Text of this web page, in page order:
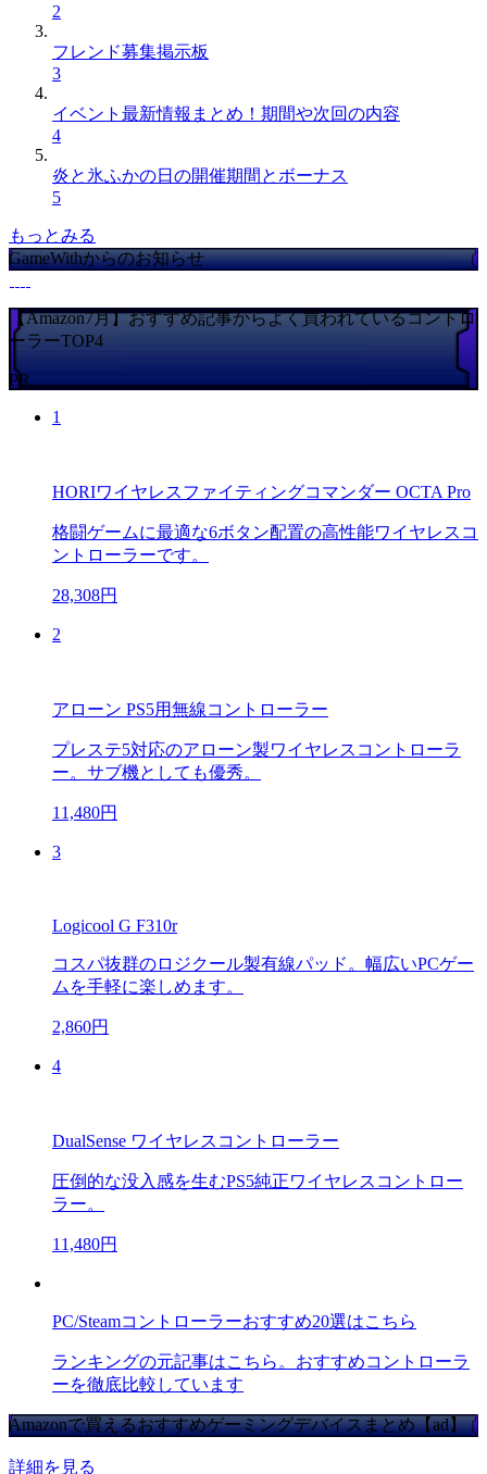
2
フレンド募集掲示板
3
イベント最新情報まとめ！期間や次回の内容
4
炎と氷ふかの日の開催期間とボーナス
5
もっとみる
GameWithからのお知らせ
【Amazon7月】おすすめ記事からよく買われているコントロ
ーラーTOP4
PR
1
HORIワイヤレスファイティングコマンダー OCTA Pro
格闘ゲームに最適な6ボタン配置の高性能ワイヤレスコ
ントローラーです。
28,308円
2
アローン PS5用無線コントローラー
プレステ5対応のアローン製ワイヤレスコントローラ
ー。サブ機としても優秀。
11,480円
3
Logicool G F310r
コスパ抜群のロジクール製有線パッド。幅広いPCゲー
ムを手軽に楽しめます。
2,860円
4
DualSense ワイヤレスコントローラー
圧倒的な没入感を生むPS5純正ワイヤレスコントロー
ラー。
11,480円
PC/Steamコントローラーおすすめ20選はこちら
ランキングの元記事はこちら。おすすめコントローラ
ーを徹底比較しています
Amazonで買えるおすすめゲーミングデバイスまとめ【ad】
詳細を見る